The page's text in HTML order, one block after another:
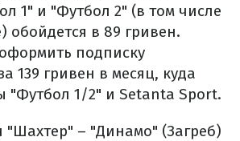
1" и "Футбол 2" (в том числе
обойдется в 89 гривен.
подписку
139 гривен в месяц, куда
"Футбол 1/2" и Setanta Sport.
"Шахтер" – "Динамо" (Загреб)